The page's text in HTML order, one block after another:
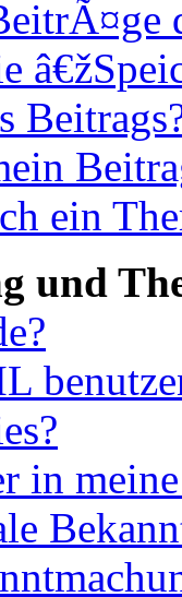
ein
und
in